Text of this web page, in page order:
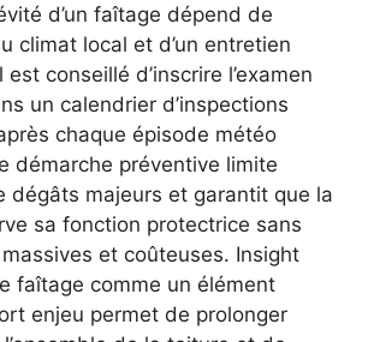
d’un faîtage dépend de
climat local et d’un entretien
conseillé d’inscrire l’examen
un calendrier d’inspections
chaque épisode météo
démarche préventive limite
dégâts majeurs et garantit que la
sa fonction protectrice sans
et coûteuses. Insight
faîtage comme un élément
enjeu permet de prolonger